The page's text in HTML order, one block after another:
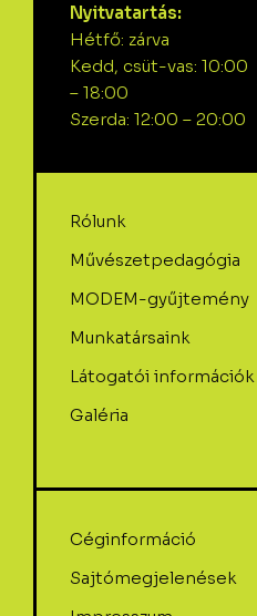
Nyitvatartás:
Hétfő: zárva
Kedd, csüt-vas: 10:00
– 18:00
Szerda: 12:00 – 20:00
Rólunk
Művészetpedagógia
MODEM-gyűjtemény
Munkatársaink
Látogatói információk
Galéria
Céginformáció
Sajtómegjelenések